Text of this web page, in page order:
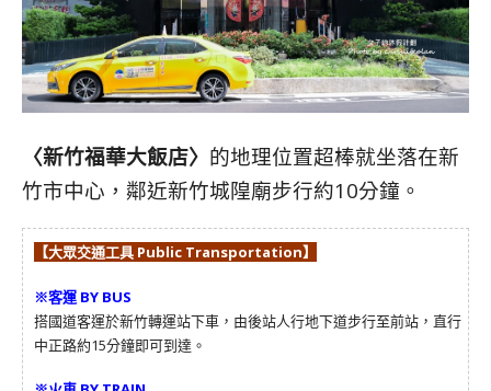
〈新竹福華大飯店〉 的地理位置超棒就坐落在新
竹市中心，鄰近新竹城隍廟步行約10分鐘。
【大眾交通工具 Public Transportation】
※客運 BY BUS
搭國道客運於新竹轉運站下車，由後站人行地下道步行至前站，直行
中正路約15分鐘即可到達。